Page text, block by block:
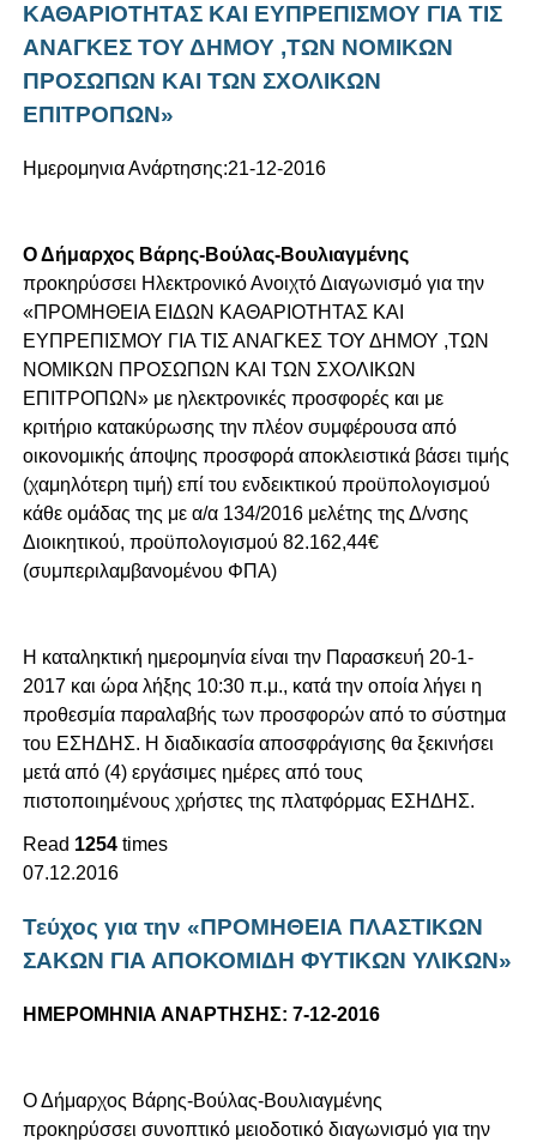
ΚΑΘΑΡΙΟΤΗΤΑΣ ΚΑΙ ΕΥΠΡΕΠΙΣΜΟΥ ΓΙΑ ΤΙΣ
ΑΝΑΓΚΕΣ ΤΟΥ ΔΗΜΟΥ ,ΤΩΝ ΝΟΜΙΚΩΝ
ΠΡΟΣΩΠΩΝ ΚΑΙ ΤΩΝ ΣΧΟΛΙΚΩΝ
ΕΠΙΤΡΟΠΩΝ»
Ημερομηνια Ανάρτησης:21-12-2016
Ο Δήμαρχος Βάρης-Βούλας-Βουλιαγμένης
προκηρύσσει Ηλεκτρονικό Ανοιχτό Διαγωνισμό για την
«ΠΡΟΜΗΘΕΙΑ ΕΙΔΩΝ ΚΑΘΑΡΙΟΤΗΤΑΣ ΚΑΙ
ΕΥΠΡΕΠΙΣΜΟΥ ΓΙΑ ΤΙΣ ΑΝΑΓΚΕΣ ΤΟΥ ΔΗΜΟΥ ,ΤΩΝ
ΝΟΜΙΚΩΝ ΠΡΟΣΩΠΩΝ ΚΑΙ ΤΩΝ ΣΧΟΛΙΚΩΝ
ΕΠΙΤΡΟΠΩΝ» με ηλεκτρονικές προσφορές και με
κριτήριο κατακύρωσης την πλέον συμφέρουσα από
οικονομικής άποψης προσφορά αποκλειστικά βάσει τιμής
(χαμηλότερη τιμή) επί του ενδεικτικού προϋπολογισμού
κάθε ομάδας της με α/α 134/2016 μελέτης της Δ/νσης
Διοικητικού, προϋπολογισμού 82.162,44€
(συμπεριλαμβανομένου ΦΠΑ)
Η καταληκτική ημερομηνία είναι την Παρασκευή 20-1-
2017 και ώρα λήξης 10:30 π.μ., κατά την οποία λήγει η
προθεσμία παραλαβής των προσφορών από το σύστημα
του ΕΣΗΔΗΣ. Η διαδικασία αποσφράγισης θα ξεκινήσει
μετά από (4) εργάσιμες ημέρες από τους
πιστοποιημένους χρήστες της πλατφόρμας ΕΣΗΔΗΣ.
Read 1254 times
07.12.2016
Τεύχος για την «ΠΡΟΜΗΘΕΙΑ ΠΛΑΣΤΙΚΩΝ
ΣΑΚΩΝ ΓΙΑ ΑΠΟΚΟΜΙΔΗ ΦΥΤΙΚΩΝ ΥΛΙΚΩΝ»
ΗΜΕΡΟΜΗΝΙΑ ΑΝΑΡΤΗΣΗΣ: 7-12-2016
Ο Δήμαρχος Βάρης-Βούλας-Βουλιαγμένης
προκηρύσσει συνοπτικό μειοδοτικό διαγωνισμό για την